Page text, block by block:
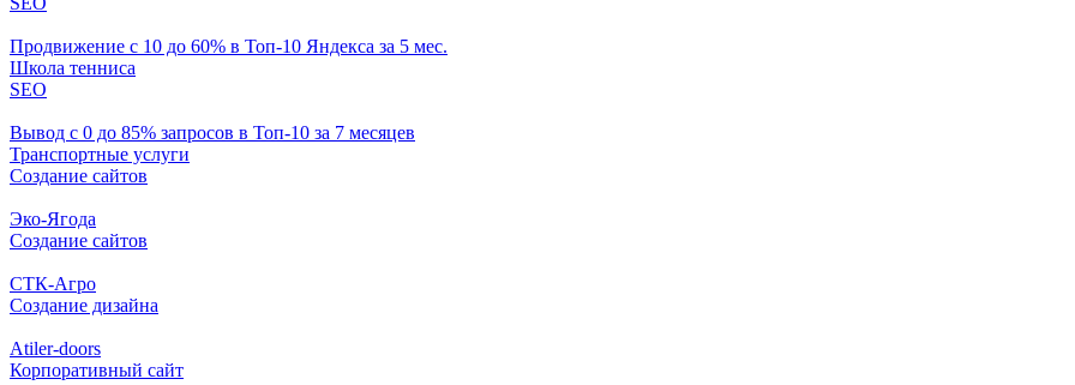
Продвижение с 10 до 60% в Топ-10 Яндекса за 5 мес.
Школа тенниса
SEO
Вывод с 0 до 85% запросов в Топ-10 за 7 месяцев
Транспортные услуги
Создание сайтов
Эко-Ягода
Создание сайтов
СТК-Агро
Создание дизайна
Atiler-doors
Корпоративный сайт